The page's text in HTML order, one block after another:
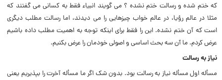
که ختم شده و رسالت ختم نشده ؟ مى گویند انبیاء فقط به کسانى مى گفتند که
مثلا در عالم رؤیا، در عالم خواب چیزهایى را مى دیدند، اما رسالت مطلب دیگرى
است که آن ختم نشده. این را فقط براى اینکه توجه به اهمیت مطلب داده باشیم
عرض کردم. ما آن سه بحث اساسى و اصولى خودمان را عرض بکنیم.
نیاز به رسالت
مسأله اول مسأله نیاز به رسالت بود. بدون شک اگر ما مسأله آخرت را بپذیریم یعنى